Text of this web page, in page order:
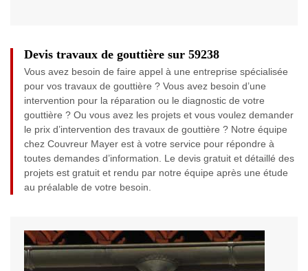
Devis travaux de gouttière sur 59238
Vous avez besoin de faire appel à une entreprise spécialisée
pour vos travaux de gouttière ? Vous avez besoin d’une
intervention pour la réparation ou le diagnostic de votre
gouttière ? Ou vous avez les projets et vous voulez demander
le prix d’intervention des travaux de gouttière ? Notre équipe
chez Couvreur Mayer est à votre service pour répondre à
toutes demandes d’information. Le devis gratuit et détaillé des
projets est gratuit et rendu par notre équipe après une étude
au préalable de votre besoin.